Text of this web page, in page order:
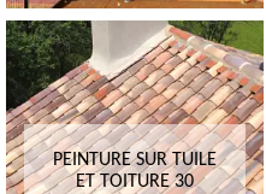
PEINTURE SUR TUILE
ET TOITURE 30